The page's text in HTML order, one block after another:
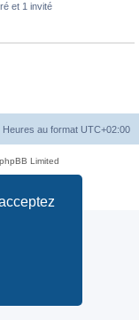
et 1 invité
Heures au format UTC+02:00
Limited